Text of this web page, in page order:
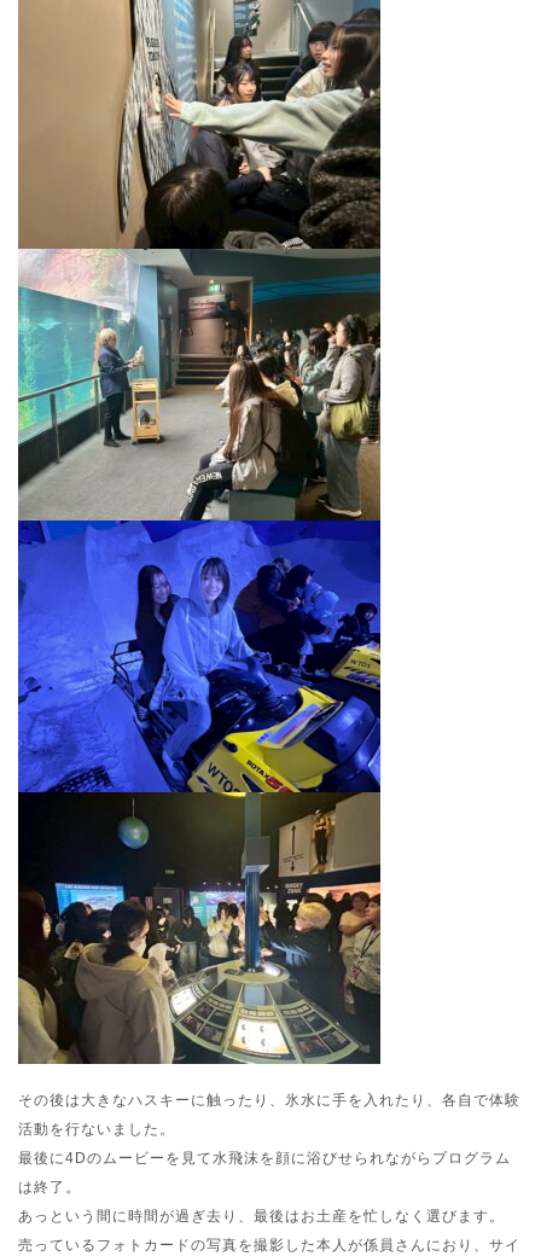
その後は大きなハスキーに触ったり、氷水に手を入れたり、各自で体験
活動を行ないました。
最後に4Dのムービーを見て水飛沫を顔に浴びせられながらプログラム
は終了。
あっという間に時間が過ぎ去り、最後はお土産を忙しなく選びます。
売っているフォトカードの写真を撮影した本人が係員さんにおり、サイ